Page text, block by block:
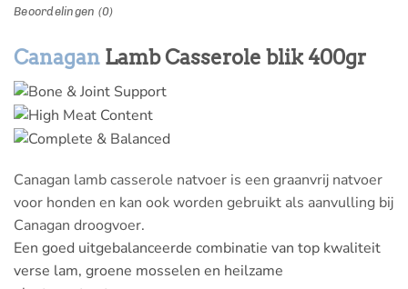
Beoordelingen (0)
Canagan Lamb Casserole blik 400gr
Canagan lamb casserole natvoer is een graanvrij natvoer
voor honden en kan ook worden gebruikt als aanvulling bij
Canagan droogvoer.
Een goed uitgebalanceerde combinatie van top kwaliteit
verse lam, groene mosselen en heilzame